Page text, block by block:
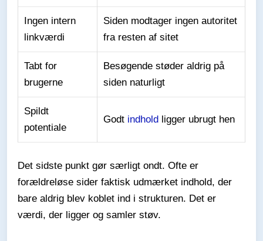
Ingen intern
linkværdi
Siden modtager ingen autoritet
fra resten af sitet
Tabt for
brugerne
Besøgende støder aldrig på
siden naturligt
Spildt
potentiale
Godt indhold ligger ubrugt hen
Det sidste punkt gør særligt ondt. Ofte er
forældreløse sider faktisk udmærket indhold, der
bare aldrig blev koblet ind i strukturen. Det er
værdi, der ligger og samler støv.